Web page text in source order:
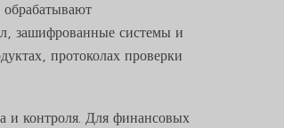
зашифрованные системы и
протоколах проверки
и контроля. Для финансовых